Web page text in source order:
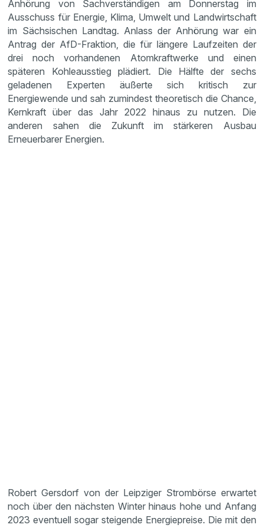
Anhörung von Sachverständigen am Donnerstag im
Ausschuss für Energie, Klima, Umwelt und Landwirtschaft
im Sächsischen Landtag. Anlass der Anhörung war ein
Antrag der AfD-Fraktion, die für längere Laufzeiten der
drei noch vorhandenen Atomkraftwerke und einen
späteren Kohleausstieg plädiert. Die Hälfte der sechs
geladenen Experten äußerte sich kritisch zur
Energiewende und sah zumindest theoretisch die Chance,
Kernkraft über das Jahr 2022 hinaus zu nutzen. Die
anderen sahen die Zukunft im stärkeren Ausbau
Erneuerbarer Energien.
Robert Gersdorf von der Leipziger Strombörse erwartet
noch über den nächsten Winter hinaus hohe und Anfang
2023 eventuell sogar steigende Energiepreise. Die mit den